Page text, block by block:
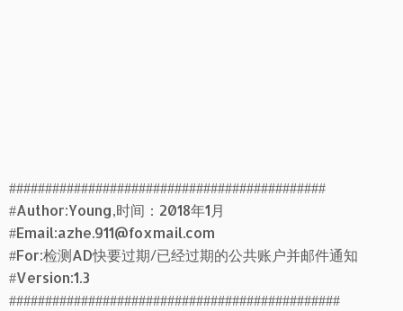
############################################
#Author:Young,时间：2018年1月
#Email:azhe.911@foxmail.com
#For:检测AD快要过期/已经过期的公共账户并邮件通知
#Version:1.3
##############################################